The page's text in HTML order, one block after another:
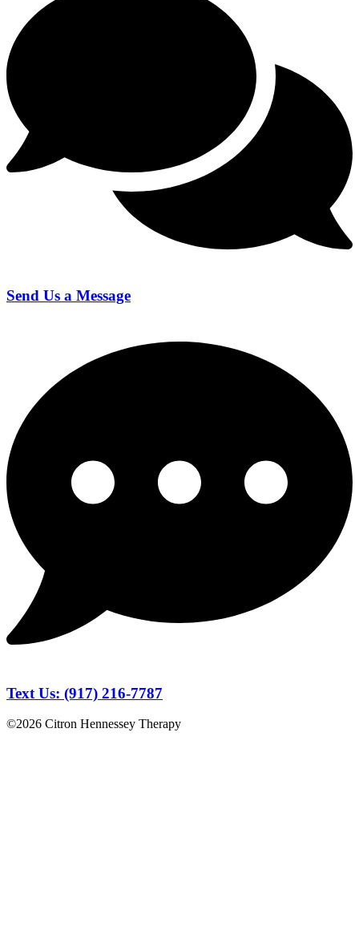
Send Us a Message
Text Us: (917) 216-7787
©2026 Citron Hennessey Therapy